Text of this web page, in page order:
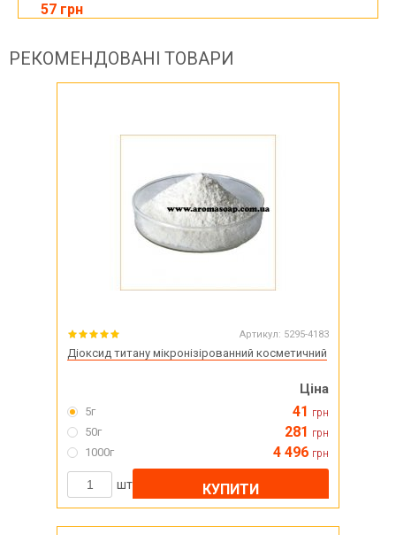
57 грн
РЕКОМЕНДОВАНІ ТОВАРИ
Артикул: 5295-4183
Діоксид титану мікронізірованний косметичний
Ціна
5г 41 грн
50г 281 грн
1000г 4 496 грн
шт КУПИТИ